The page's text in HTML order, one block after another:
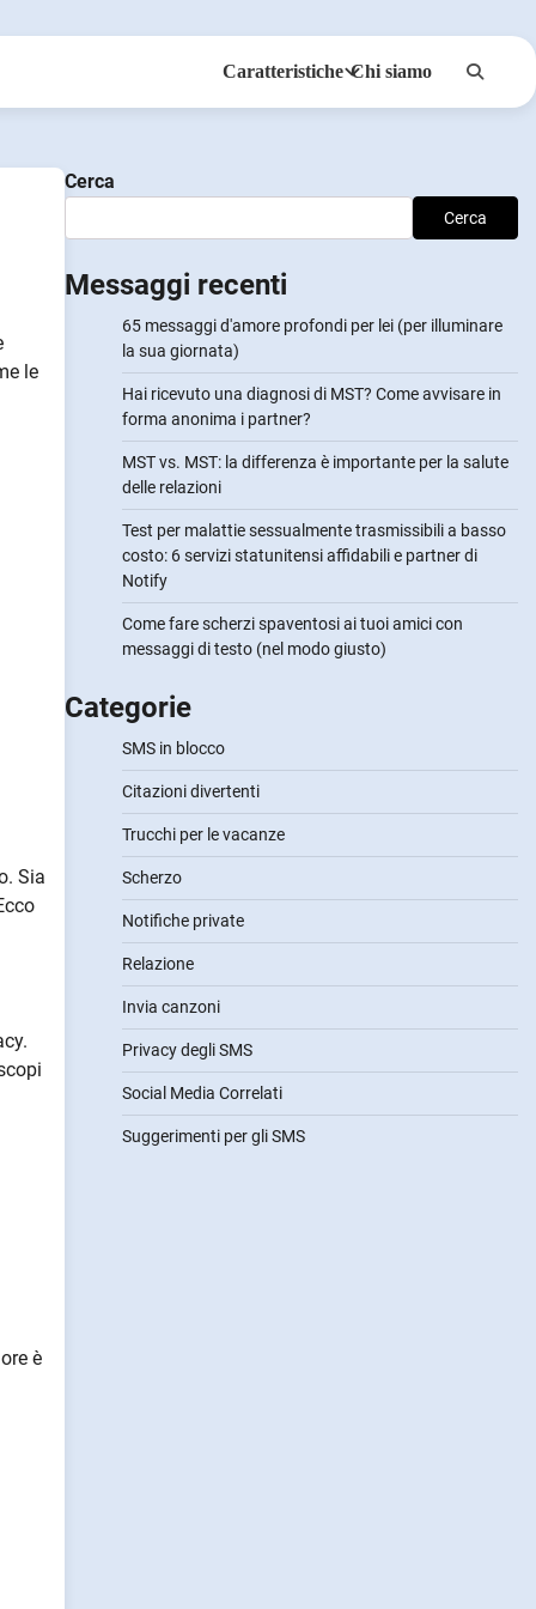
Caratteristiche Chi siamo
le
Sia
è
Cerca
Cerca
Messaggi recenti
65 messaggi d'amore profondi per lei (per illuminare
la sua giornata)
Hai ricevuto una diagnosi di MST? Come avvisare in
forma anonima i partner?
MST vs. MST: la differenza è importante per la salute
delle relazioni
Test per malattie sessualmente trasmissibili a basso
costo: 6 servizi statunitensi affidabili e partner di
Notify
Come fare scherzi spaventosi ai tuoi amici con
messaggi di testo (nel modo giusto)
Categorie
SMS in blocco
Citazioni divertenti
Trucchi per le vacanze
Scherzo
Notifiche private
Relazione
Invia canzoni
Privacy degli SMS
Social Media Correlati
Suggerimenti per gli SMS